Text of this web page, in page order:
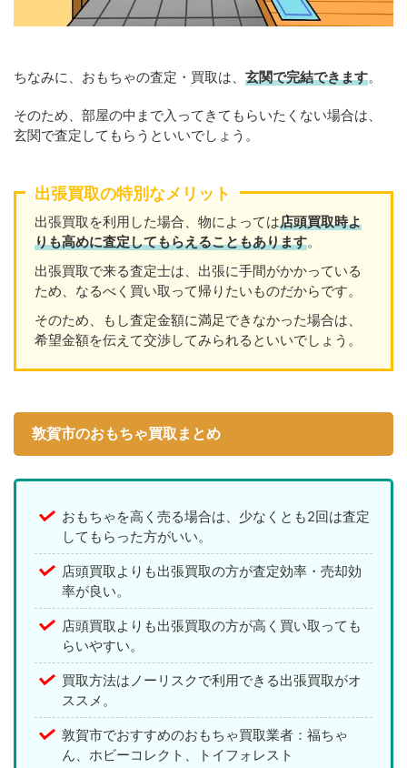
ちなみに、おもちゃの査定・買取は、 玄関で完結できます。
そのため、部屋の中まで入ってきてもらいたくない場合は、
玄関で査定してもらうといいでしょう。
出張買取の特別なメリット
出張買取を利用した場合、物によっては店頭買取時よ
りも高めに査定してもらえることもあります。
出張買取で来る査定士は、出張に手間がかかっている
ため、なるべく買い取って帰りたいものだからです。
そのため、もし査定金額に満足できなかった場合は、
希望金額を伝えて交渉してみられるといいでしょう。
敦賀市のおもちゃ買取まとめ
おもちゃを高く売る場合は、少なくとも2回は査定
してもらった方がいい。
店頭買取よりも出張買取の方が査定効率・売却効
率が良い。
店頭買取よりも出張買取の方が高く買い取っても
らいやすい。
買取方法はノーリスクで利用できる出張買取がオ
ススメ。
敦賀市でおすすめのおもちゃ買取業者：福ちゃ
ん、ホビーコレクト、トイフォレスト